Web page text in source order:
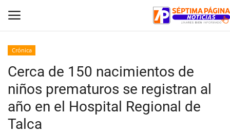
Inicio
Crónica
Policial
Crónica
Cerca de 150 nacimientos de
niños prematuros se registran al
año en el Hospital Regional de
Talca